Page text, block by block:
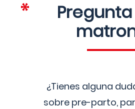
¿Tienes alguna
sobre pre-parto,